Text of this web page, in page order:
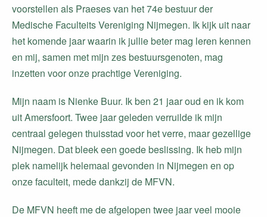
voorstellen als Praeses van het 74e bestuur der
Medische Faculteits Vereniging Nijmegen. Ik kijk uit naar
het komende jaar waarin ik jullie beter mag leren kennen
en mij, samen met mijn zes bestuursgenoten, mag
inzetten voor onze prachtige Vereniging.
Mijn naam is Nienke Buur. Ik ben 21 jaar oud en ik kom
uit Amersfoort. Twee jaar geleden verruilde ik mijn
centraal gelegen thuisstad voor het verre, maar gezellige
Nijmegen. Dat bleek een goede beslissing. Ik heb mijn
plek namelijk helemaal gevonden in Nijmegen en op
onze faculteit, mede dankzij de MFVN.
De MFVN heeft me de afgelopen twee jaar veel mooie